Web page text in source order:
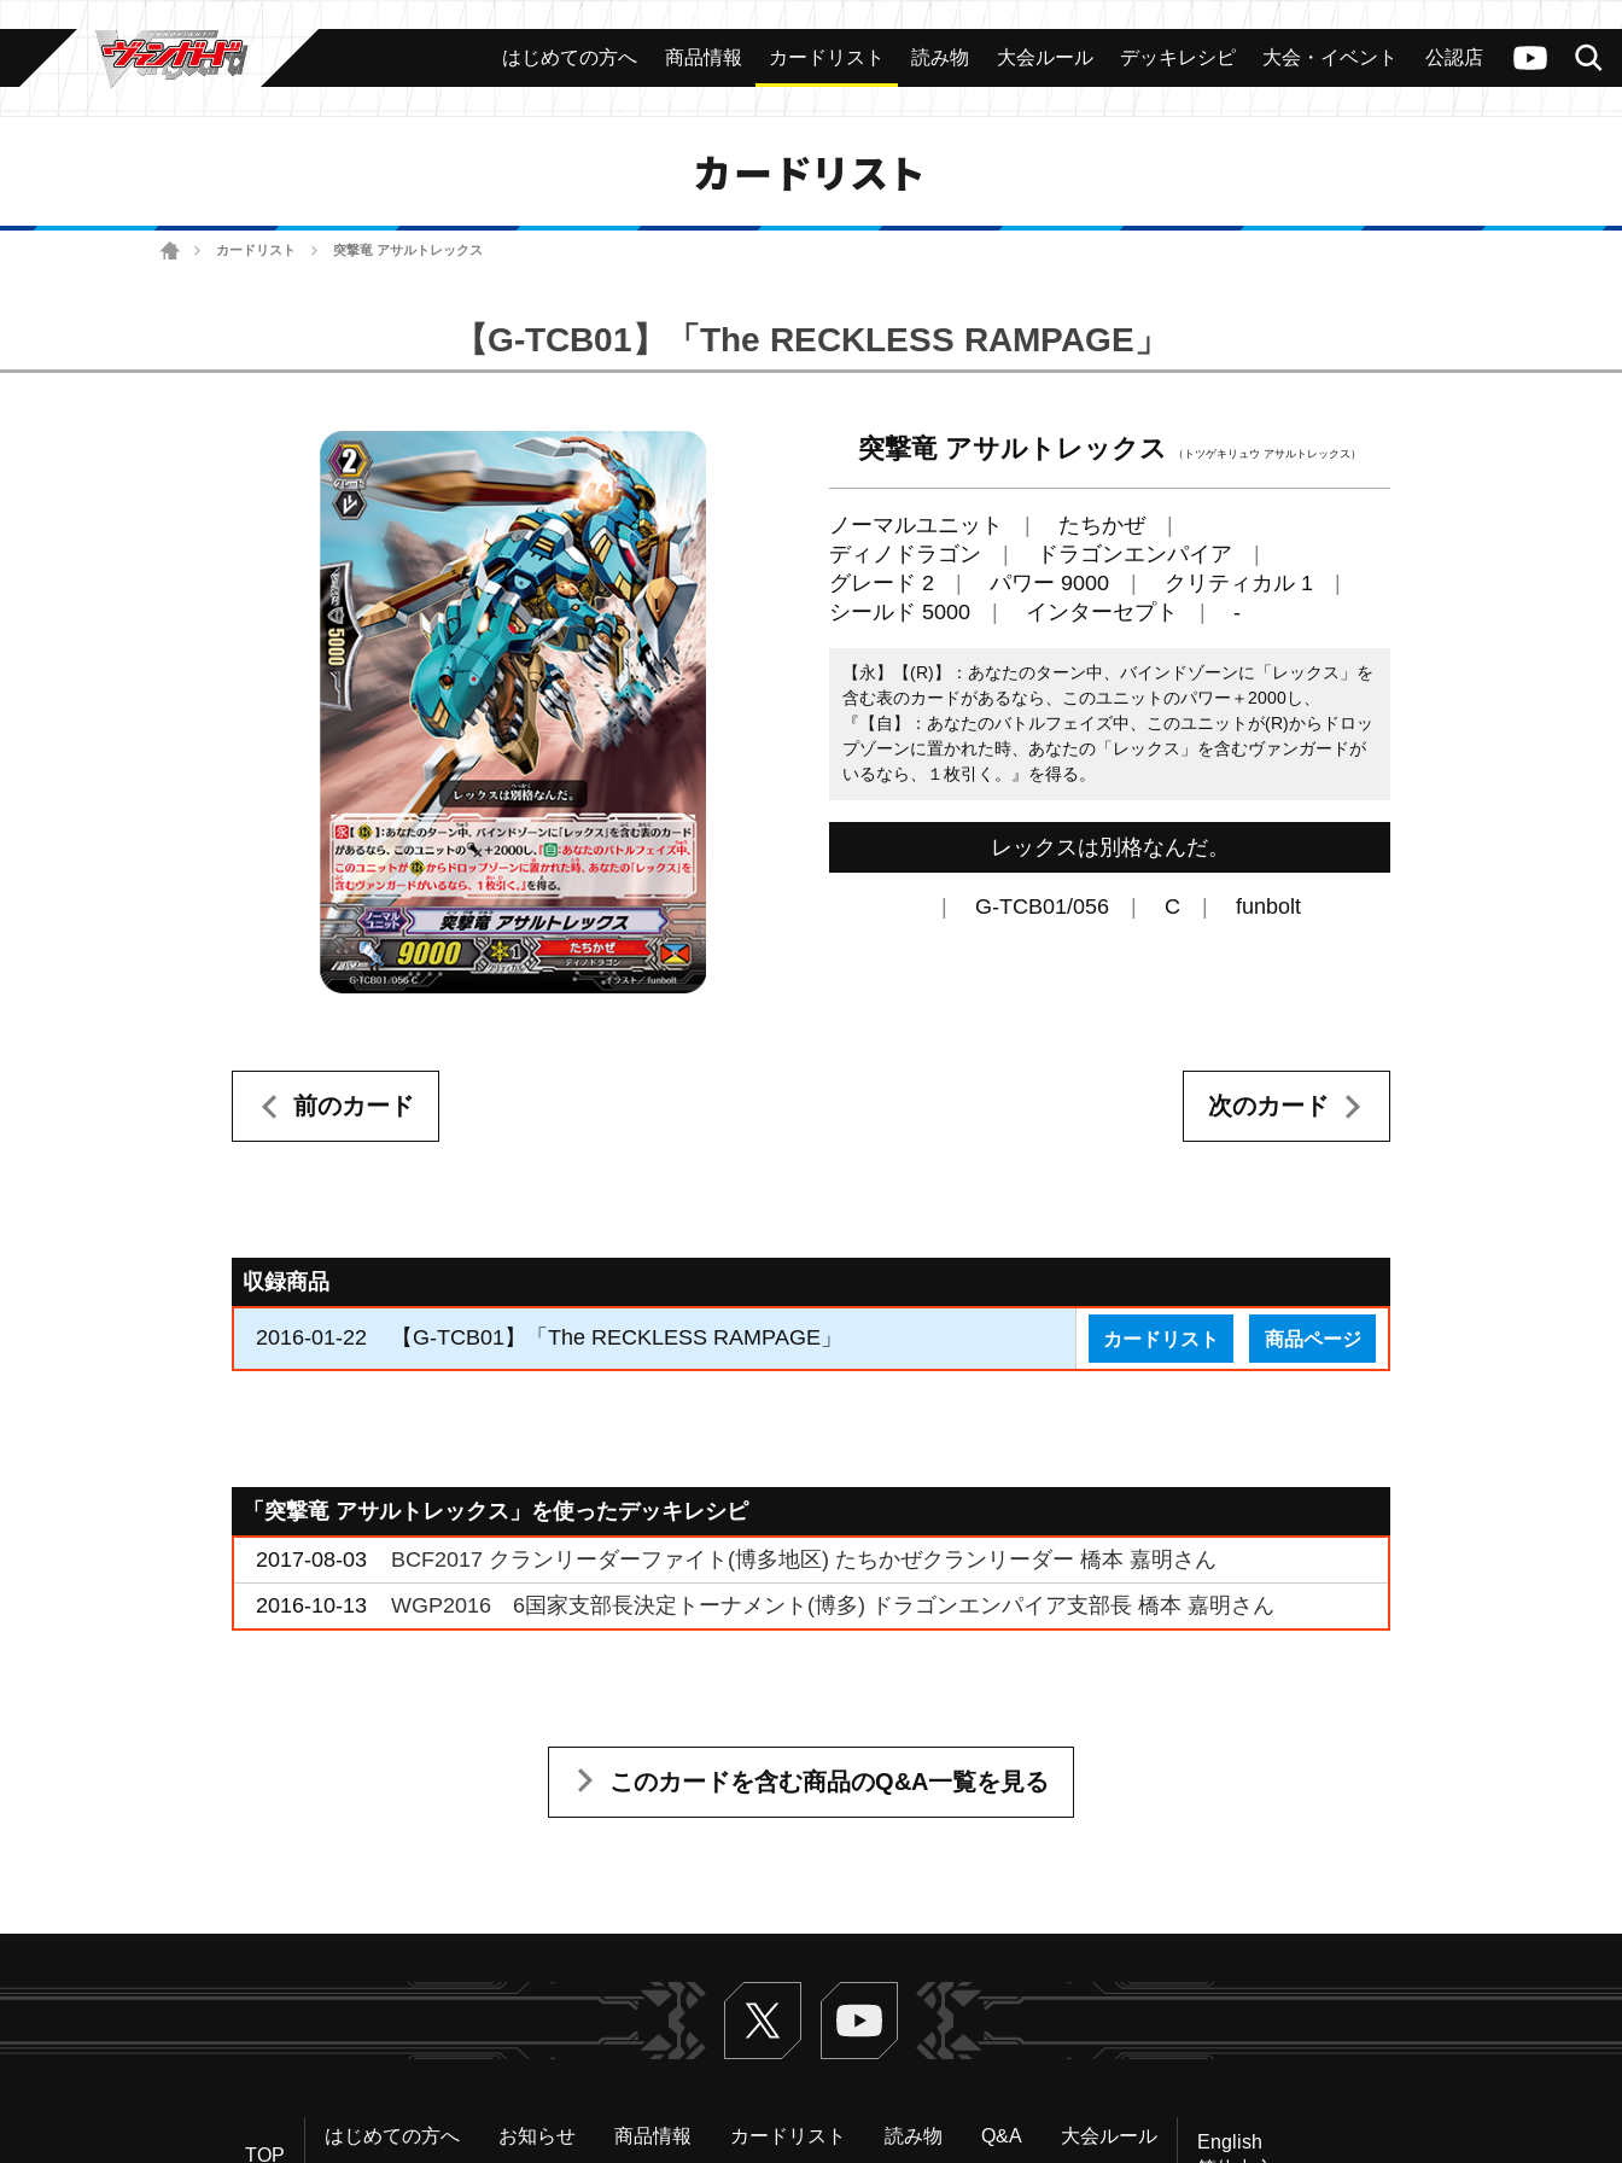
ヴァンガードch
検索
カード 大会 公認店舗 その他
はじめての方へ 商品情報 カードリスト 読み物 大会ルール デッキレシピ 大会・イベント 公認店
カードリスト
ホームカードリスト 突撃竜 アサルトレックス
【G-TCB01】「The RECKLESS RAMPAGE」
突撃竜 アサルトレックス （トツゲキリュウ アサルトレックス）
ノーマルユニット
たちかぜ
ディノドラゴン
ドラゴンエンパイア
グレード 2
パワー 9000
クリティカル 1
シールド 5000
インターセプト -
【永】【(R)】：あなたのターン中、バインドゾーンに「レックス」を
含む表のカードがあるなら、このユニットのパワー＋2000し、
『【自】：あなたのバトルフェイズ中、このユニットが(R)からドロッ
プゾーンに置かれた時、あなたの「レックス」を含むヴァンガードが
いるなら、１枚引く。』を得る。
レックスは別格なんだ。
G-TCB01/056 C funbolt
前のカード 次のカード
収録商品
2016-01-22 【G-TCB01】「The RECKLESS RAMPAGE」 カードリスト 商品ページ
「突撃竜 アサルトレックス」を使ったデッキレシピ
2017-08-03
BCF2017 クランリーダーファイト(博多地区) たちかぜクランリーダー 橋本 嘉明さん
2016-10-13
WGP2016 6国家支部長決定トーナメント(博多) ドラゴンエンパイア支部長 橋本 嘉明さん
このカードを含む商品のQ&A一覧を見る
Twitter ヴァンガードch
TOP
はじめての方へ お知らせ 商品情報 カードリスト 読み物 Q&A 大会ルール
English